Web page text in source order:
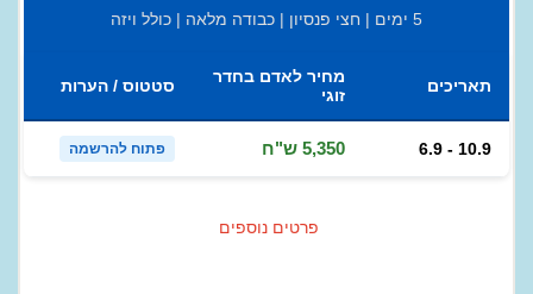
5 ימים | חצי פנסיון | כבודה מלאה | כולל ויזה
תאריכים
מחיר לאדם בחדר
זוגי
סטטוס / הערות
6.9 - 10.9 5,350 ש"ח פתוח להרשמה
פרטים נוספים